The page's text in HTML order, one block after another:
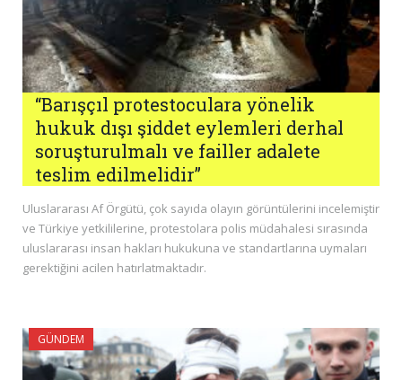
“Barışçıl protestoculara yönelik
hukuk dışı şiddet eylemleri derhal
soruşturulmalı ve failler adalete
teslim edilmelidir”
Uluslararası Af Örgütü, çok sayıda olayın görüntülerini incelemiştir
ve Türkiye yetkililerine, protestolara polis müdahalesi sırasında
uluslararası insan hakları hukukuna ve standartlarına uymaları
gerektiğini acilen hatırlatmaktadır.
GÜNDEM